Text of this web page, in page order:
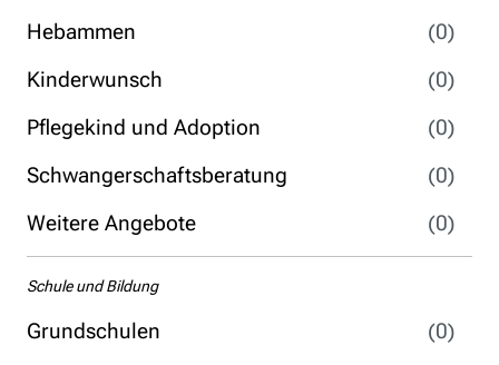
Hebammen
(0)
Kinderwunsch
(0)
Pflegekind und Adoption
(0)
Schwangerschaftsberatung
(0)
Weitere Angebote
(0)
Schule und Bildung
Grundschulen
(0)